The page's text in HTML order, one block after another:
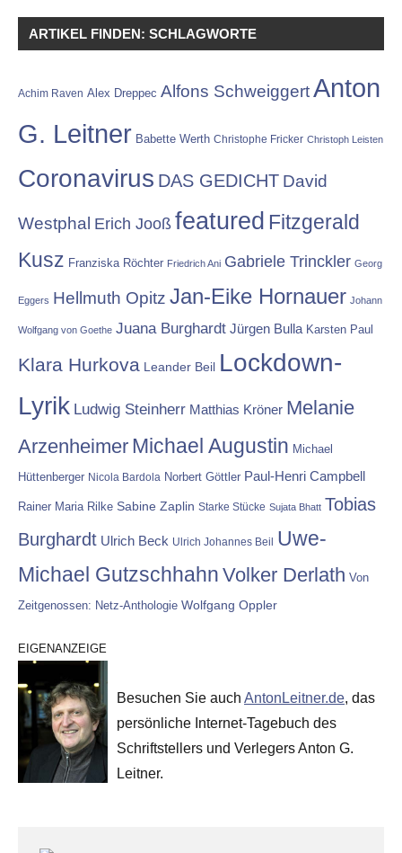
ARTIKEL FINDEN: SCHLAGWORTE
Achim Raven Alex Dreppec Alfons SchweiggertAnton
G. Leitner Babette Werth Christophe Fricker Christoph Leisten
Coronavirus DAS GEDICHT David
Westphal Erich Jooß featured Fitzgerald
Kusz Franziska Röchter Friedrich Ani Gabriele Trinckler Georg
Eggers Hellmuth Opitz Jan-Eike Hornauer Johann
Wolfgang von Goethe Juana Burghardt Jürgen Bulla Karsten Paul
Klara Hurkova Leander Beil Lockdown-
Lyrik Ludwig Steinherr Matthias Kröner Melanie
Arzenheimer Michael Augustin Michael
Hüttenberger Nicola Bardola Norbert Göttler Paul-Henri Campbell
Rainer Maria Rilke Sabine Zaplin Starke Stücke Sujata Bhatt Tobias
Burghardt Ulrich Beck Ulrich Johannes Beil Uwe-
Michael Gutzschhahn Volker Derlath Von
Zeitgenossen: Netz-Anthologie Wolfgang Oppler
EIGENANZEIGE
Besuchen Sie auch AntonLeitner.de, das
persönliche Internet-Tagebuch des
Schriftstellers und Verlegers Anton G.
Leitner.